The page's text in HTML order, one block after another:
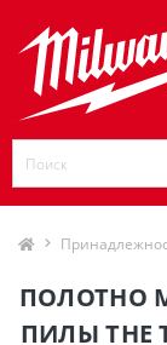
ПОЛОТНО
ПИЛЫ THE